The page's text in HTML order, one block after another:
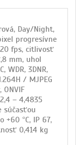
Day/Night,
progresívne
20 fps, citlivosť
mm, uhol
WDR, 3DNR,
/ MJPEG
– 4,4835
súčasťou
+60 °C, IP 67,
0,414 kg